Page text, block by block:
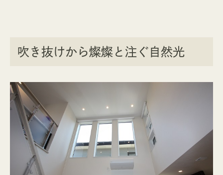
吹き抜けから燦燦と注ぐ自然光